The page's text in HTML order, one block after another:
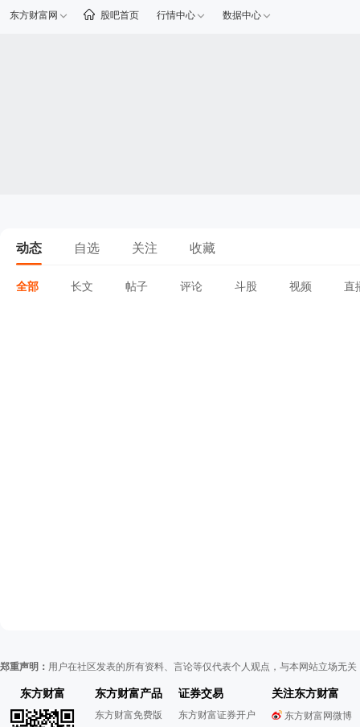
东方财富网 股吧首页 行情中心 数据中心
动态 自选 关注 收藏
全部 长文 帖子 评论 斗股 视频 直
郑重声明： 用户在社区发表的所有资料、言论等仅代表个人观点，与本网站立场无
东方财富 东方财富产品
东方财富免费版
证券交易
东方财富证券开户
关注东方财富
东方财富网微博